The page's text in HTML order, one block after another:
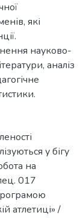
які
науково-
аналіз
у бігу
на
017
атлетиці» /